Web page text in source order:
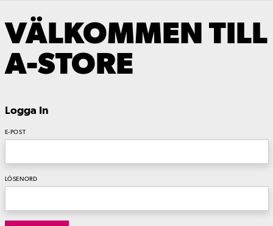
VÄLKOMMEN TILL
A-STORE
Logga In
E-POST
LÖSENORD